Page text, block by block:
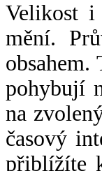
Velikost i
mění.
pohybují
na
časový
přiblížíte